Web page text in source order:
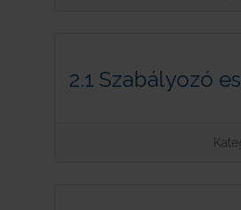
2.1 Szabályozó